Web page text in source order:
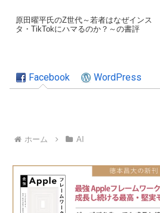
原田曜平氏のZ世代～若者はなぜインス
タ・TikTokにハマるのか？～の書評
Facebook WordPress
ホーム AI